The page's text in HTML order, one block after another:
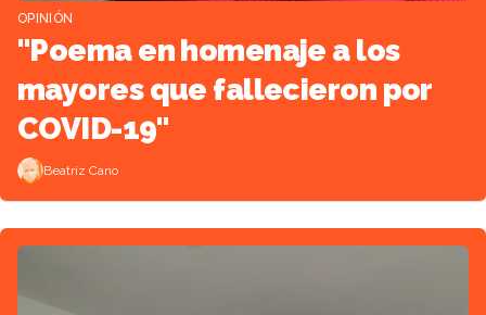
OPINIÓN
"Poema en homenaje a los
mayores que fallecieron por
COVID-19"
Beatriz Cano